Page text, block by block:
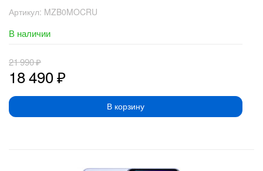
Артикул: MZB0MOCRU
В наличии
18 490₽
21 990₽
В корзину